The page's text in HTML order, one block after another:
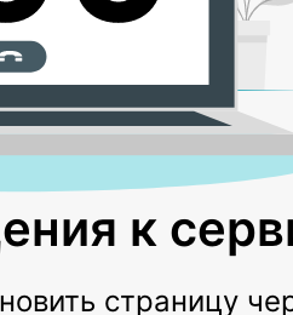
к
страницу